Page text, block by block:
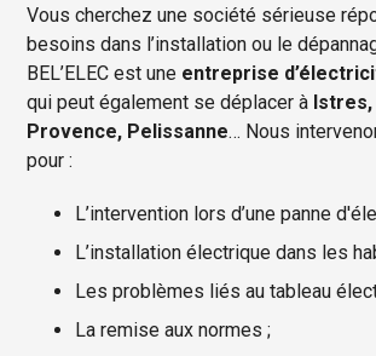
Vous cherchez une société sérieuse
besoins dans l’installation ou le
BEL’ELEC est une entreprise
qui peut également se déplacer à Istres,
Provence, Pelissanne… Nous
pour :
L’intervention lors d’une panne
L’installation électrique dans les
Les problèmes liés au tableau
La remise aux normes ;